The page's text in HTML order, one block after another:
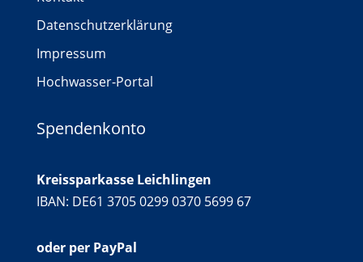
Datenschutzerklärung
Impressum
Hochwasser-Portal
Spendenkonto
Kreissparkasse Leichlingen
IBAN: DE61 3705 0299 0370 5699 67
oder per PayPal